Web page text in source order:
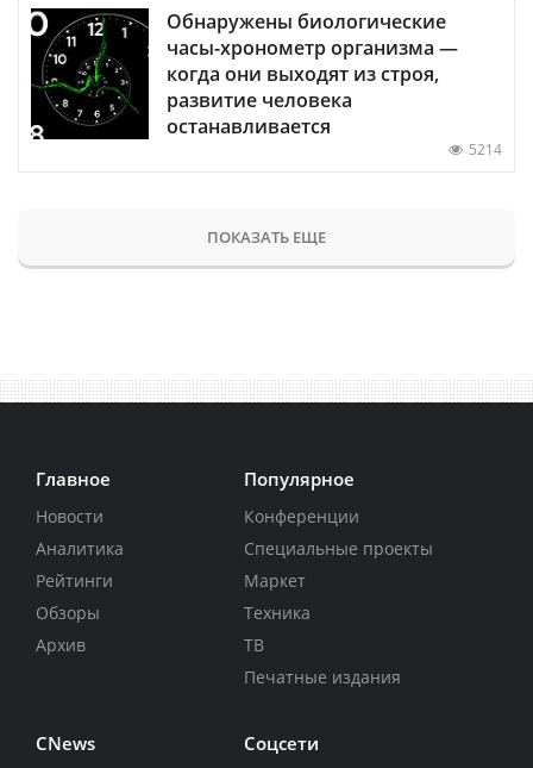
Обнаружены биологические
часы-хронометр организма —
когда они выходят из строя,
развитие человека
останавливается
5214
ПОКАЗАТЬ ЕЩЕ
Главное
Новости
Аналитика
Рейтинги
Обзоры
Архив
Популярное
Конференции
Специальные проекты
Маркет
Техника
ТВ
Печатные издания
CNews Соцсети